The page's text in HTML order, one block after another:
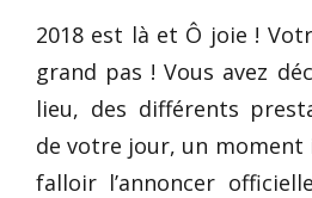
2018 est là et Ô joie !
grand pas ! Vous avez
lieu, des différents
de votre jour, un moment
falloir l’annoncer